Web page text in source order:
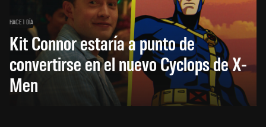
HACE 1 DÍA
Kit Connor estaría a punto de
convertirse en el nuevo Cyclops de X-
Men